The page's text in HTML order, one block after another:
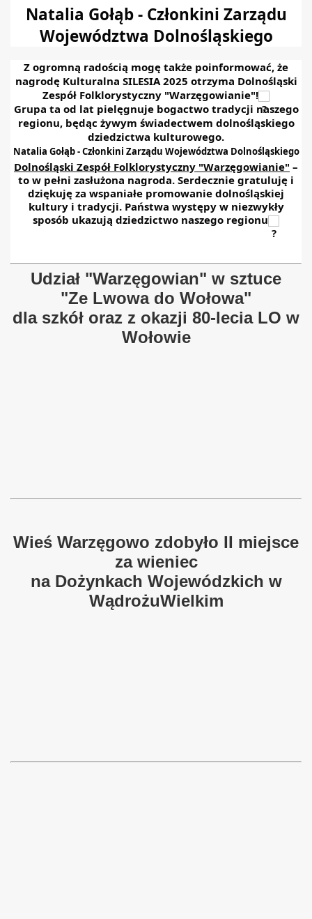
Natalia Gołąb - Członkini Zarządu
Województwa Dolnośląskiego
Z ogromną radością mogę także poinformować, że
nagrodę Kulturalna SILESIA 2025 otrzyma Dolnośląski
Zespół Folklorystyczny "Warzęgowianie"!
Grupa ta od lat pielęgnuje bogactwo tradycji naszego
regionu, będąc żywym świadectwem dolnośląskiego
dziedzictwa kulturowego.
Natalia Gołąb - Członkini Zarządu Województwa Dolnośląskiego
Dolnośląski Zespół Folklorystyczny "Warzęgowianie" –
to w pełni zasłużona nagroda. Serdecznie gratuluję i
dziękuję za wspaniałe promowanie dolnośląskiej
kultury i tradycji. Państwa występy w niezwykły
sposób ukazują dziedzictwo naszego regionu
Udział "Warzęgowian" w sztuce
"Ze Lwowa do Wołowa"
dla szkół oraz z okazji 80-lecia LO w
Wołowie
Wieś Warzęgowo zdobyło II miejsce
za wieniec
na Dożynkach Wojewódzkich w
WądrożuWielkim